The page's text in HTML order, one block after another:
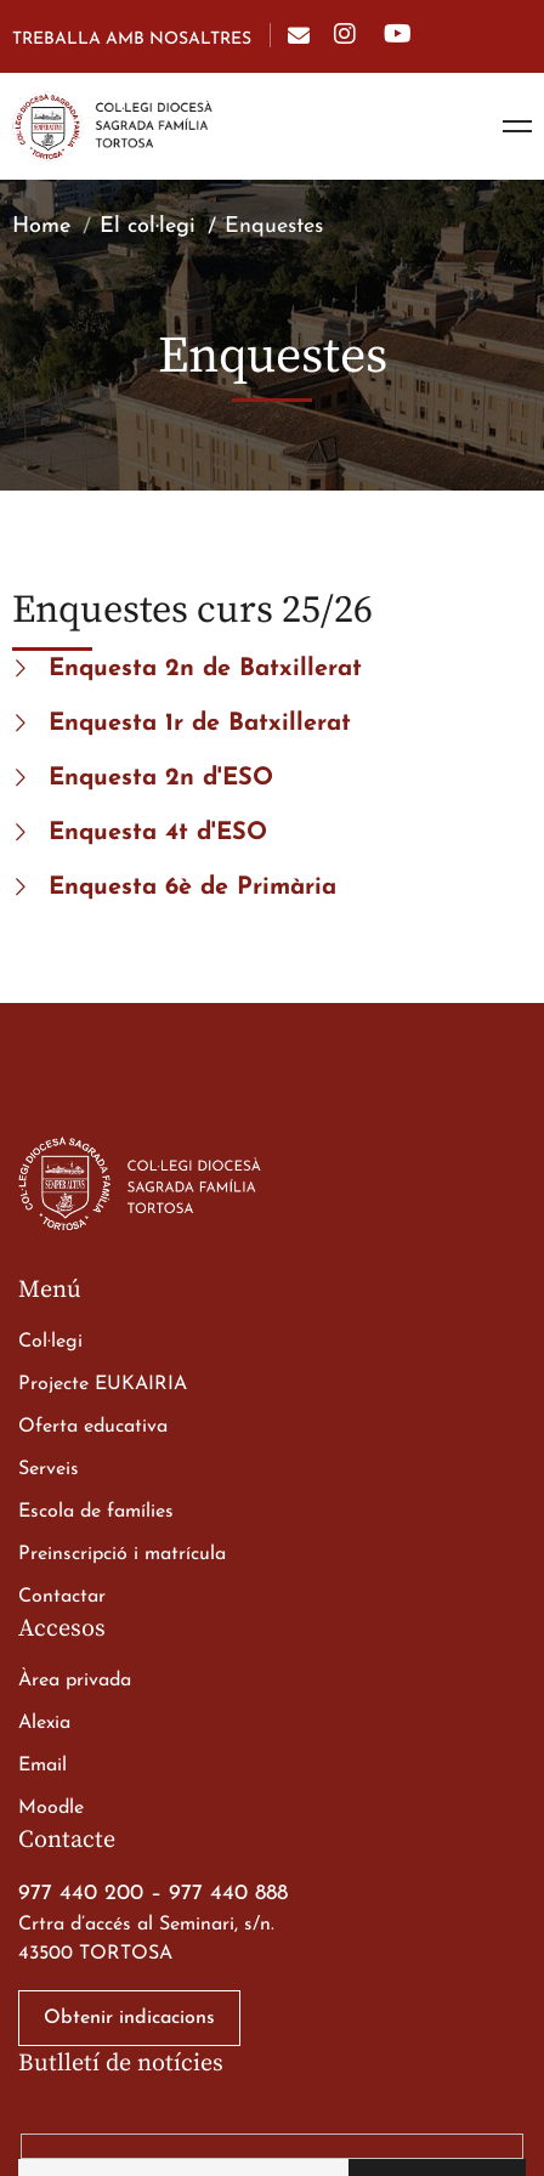
TREBALLA AMB NOSALTRES
Home El col·legi Enquestes
Enquestes
Enquestes curs 25/26
Enquesta 2n de Batxillerat
Enquesta 1r de Batxillerat
Enquesta 2n d'ESO
Enquesta 4t d'ESO
Enquesta 6è de Primària
Contacte
977 440 200 – 977 440 888
Crtra d’accés al Seminari, s/n.
43500 TORTOSA
Obtenir indicacions
Menú
Col·legi
Projecte EUKAIRIA
Oferta educativa
Serveis
Escola de famílies
Preinscripció i matrícula
Contactar
Accesos
Àrea privada
Alexia
Email
Moodle
Butlletí de notícies